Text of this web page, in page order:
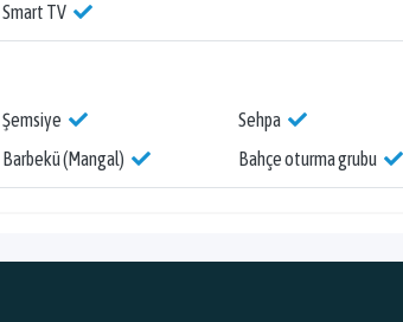
Smart TV
Şemsiye
Sehpa
Barbekü (Mangal) Bahçe oturma grubu